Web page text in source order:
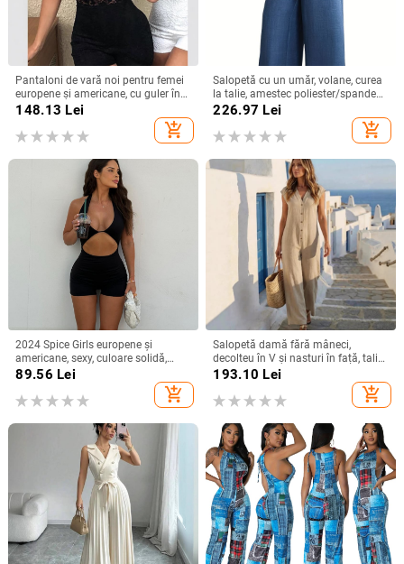
Pantaloni de vară noi pentru femei
europene și americane, cu guler în
V, sexy, cu gol, slim fit, din dantelă,
2024, de la Amazon, Europa și
America
148.13 Lei
add_shopping_cart
Salopetă cu un umăr, volane, curea
la talie, amestec poliester/spandex,
mâneci trei sferturi, croială dreaptă
226.97 Lei
add_shopping_cart
2024 Spice Girls europene și
americane, sexy, culoare solidă,
spate fără spate, pantaloni scurți cu
buric gol, sport, casual, haine
Jompon
89.56 Lei
add_shopping_cart
Salopetă damă fără mâneci,
decolteu în V și nasturi în față, talie
înaltă, stil de vară
193.10 Lei
add_shopping_cart